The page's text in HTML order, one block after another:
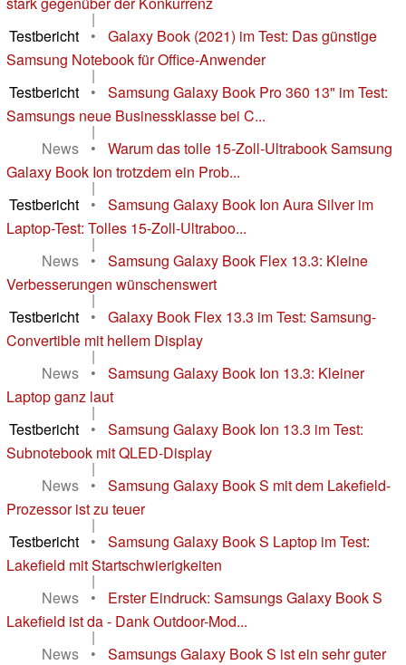
|
Testbericht
•
Galaxy Book (2021) im Test: Das günstige
Samsung Notebook für Office-Anwender
|
Testbericht
•
Samsung Galaxy Book Pro 360 13" im Test:
Samsungs neue Businessklasse bei C...
|
News
•
Warum das tolle 15-Zoll-Ultrabook Samsung
Galaxy Book Ion trotzdem ein Prob...
|
Testbericht
•
Samsung Galaxy Book Ion Aura Silver im
Laptop-Test: Tolles 15-Zoll-Ultraboo...
|
News
•
Samsung Galaxy Book Flex 13.3: Kleine
Verbesserungen wünschenswert
|
Testbericht
•
Galaxy Book Flex 13.3 im Test: Samsung-
Convertible mit hellem Display
|
News
•
Samsung Galaxy Book Ion 13.3: Kleiner
Laptop ganz laut
|
Testbericht
•
Samsung Galaxy Book Ion 13.3 im Test:
Subnotebook mit QLED-Display
|
News
•
Samsung Galaxy Book S mit dem Lakefield-
Prozessor ist zu teuer
|
Testbericht
•
Samsung Galaxy Book S Laptop im Test:
Lakefield mit Startschwierigkeiten
|
News
•
Erster Eindruck: Samsungs Galaxy Book S
Lakefield ist da - Dank Outdoor-Mod...
|
News
•
Samsungs Galaxy Book S ist ein sehr guter